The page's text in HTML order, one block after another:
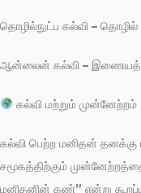
தொழில்நுட்ப கல்வி – தொழில்
ஆன்லைன் கல்வி –
கல்வி மற்றும் முன்னேற்றம்
கல்வி பெற்ற மனிதன் தனக்கு
சமூகத்திற்கும்
மனிதனின் கண்” என்று